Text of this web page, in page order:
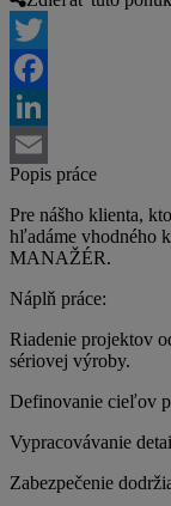
Twitter
Facebook
LinkedIn
Email
Popis práce
Pre nášho klienta,
hľadáme vhodného
MANAŽÉR.
Náplň práce:
Riadenie projektov
sériovej výroby.
Definovanie cieľov
Vypracovávanie
Zabezpečenie